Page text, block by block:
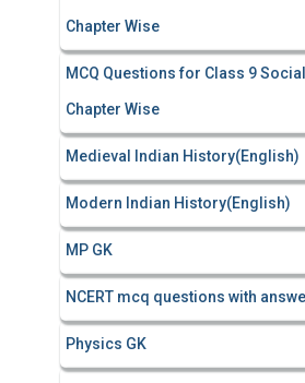
Chapter Wise
MCQ Questions for Class 9
Chapter Wise
Medieval Indian History(English)
Modern Indian History(English)
MP GK
NCERT mcq questions with
Physics GK